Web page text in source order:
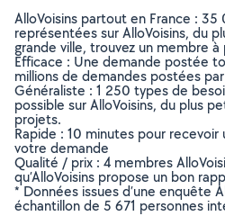
AlloVoisins partout en France :
représentées sur AlloVoisins, du
grande ville, trouvez un membre
Efficace : Une demande postée
millions de demandes postées
Généraliste : 1 250 types de
possible sur AlloVoisins, du plus
projets.
Rapide : 10 minutes pour
votre demande
Qualité / prix : 4 membres
qu’AlloVoisins propose un bon
* Données issues d’une enquête
échantillon de 5 671 personnes